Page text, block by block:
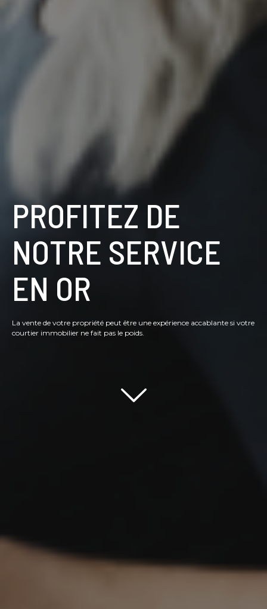
PROFITEZ DE
NOTRE SERVICE
EN OR
La vente de votre propriété peut être une expérience accablante si votre
courtier immobilier ne fait pas le poids.